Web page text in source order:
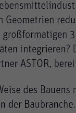
integrieren?
ASTOR,
des Bauens
aktivieren.